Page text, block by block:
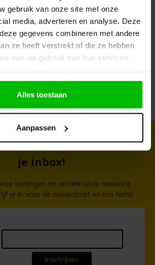
gebruik van onze site met onze
media, adverteren en analyse. Deze
gegevens combineren met andere
ze heeft verstrekt of die ze hebben
van uw gebruik van hun services.
Alles toestaan
Aanpassen
en voordelig rooster dat de
lucht garandeert.
eerste de beste acties in
je inbox!
kortingen en ontdek onze nieuwste
je in voor de nieuwsbrief en mis niets!